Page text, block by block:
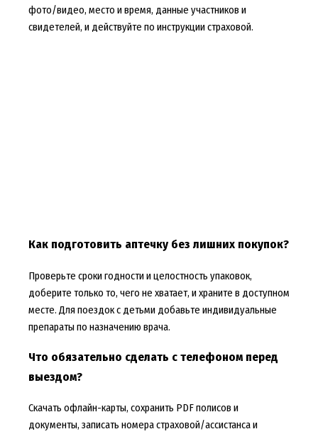
фото/видео, место и время, данные участников и
свидетелей, и действуйте по инструкции страховой.
Как подготовить аптечку без лишних покупок?
Проверьте сроки годности и целостность упаковок,
доберите только то, чего не хватает, и храните в доступном
месте. Для поездок с детьми добавьте индивидуальные
препараты по назначению врача.
Что обязательно сделать с телефоном перед
выездом?
Скачать офлайн-карты, сохранить PDF полисов и
документы, записать номера страховой/ассистанса и